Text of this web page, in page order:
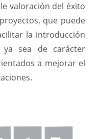
valoración del éxito
que puede
la introducción
ya sea de carácter
a mejorar el